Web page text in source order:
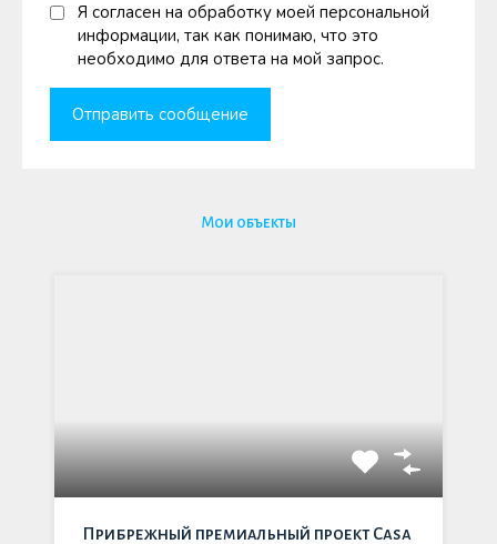
Я согласен на обработку моей персональной
информации, так как понимаю, что это
необходимо для ответа на мой запрос.
Мои объекты
Прибрежный премиальный проект Casa